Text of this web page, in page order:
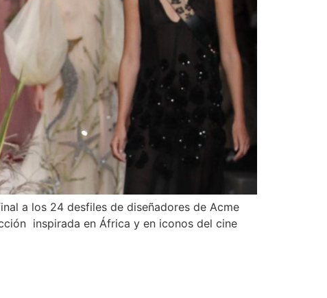
a los 24 desfiles de diseñadores de Acme
inspirada en África y en iconos del cine